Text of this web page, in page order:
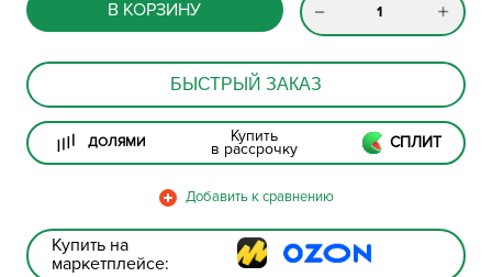
В КОРЗИНУ
БЫСТРЫЙ ЗАКАЗ
ДОЛЯМИ Купить
в рассрочку СПЛИТ
Купить на
маркетплейсе: